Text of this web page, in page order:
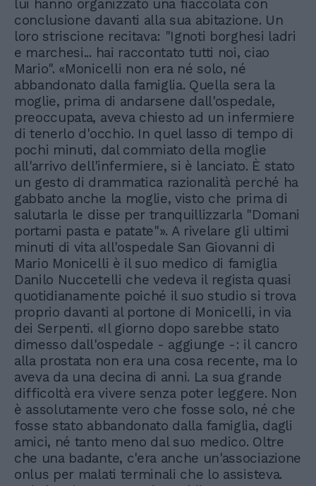
lui hanno organizzato una fiaccolata con
conclusione davanti alla sua abitazione. Un
loro striscione recitava: "Ignoti borghesi ladri
e marchesi... hai raccontato tutti noi, ciao
Mario". «Monicelli non era né solo, né
abbandonato dalla famiglia. Quella sera la
moglie, prima di andarsene dall'ospedale,
preoccupata, aveva chiesto ad un infermiere
di tenerlo d'occhio. In quel lasso di tempo di
pochi minuti, dal commiato della moglie
all'arrivo dell'infermiere, si è lanciato. È stato
un gesto di drammatica razionalità perché ha
gabbato anche la moglie, visto che prima di
salutarla le disse per tranquillizzarla "Domani
portami pasta e patate"». A rivelare gli ultimi
minuti di vita all'ospedale San Giovanni di
Mario Monicelli è il suo medico di famiglia
Danilo Nuccetelli che vedeva il regista quasi
quotidianamente poiché il suo studio si trova
proprio davanti al portone di Monicelli, in via
dei Serpenti. «Il giorno dopo sarebbe stato
dimesso dall'ospedale - aggiunge -: il cancro
alla prostata non era una cosa recente, ma lo
aveva da una decina di anni. La sua grande
difficoltà era vivere senza poter leggere. Non
è assolutamente vero che fosse solo, né che
fosse stato abbandonato dalla famiglia, dagli
amici, né tanto meno dal suo medico. Oltre
che una badante, c'era anche un'associazione
onlus per malati terminali che lo assisteva.